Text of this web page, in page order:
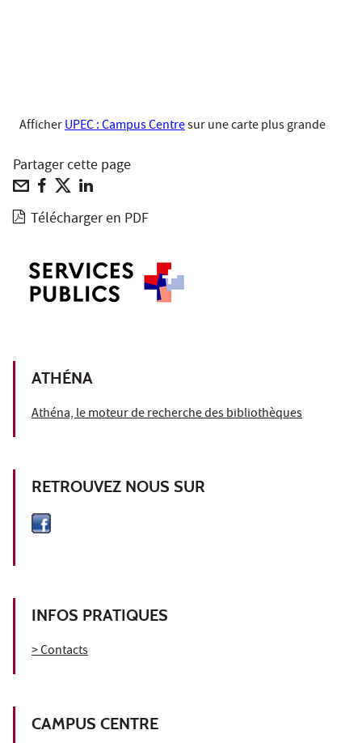
AfficherUPEC : Campus Centresur une carte plus grande
Partager cette page
Télécharger en PDF
ATHÉNA
Athéna, le moteur de recherche des bibliothèques
RETROUVEZ NOUS SUR
INFOS PRATIQUES
> Contacts
CAMPUS CENTRE